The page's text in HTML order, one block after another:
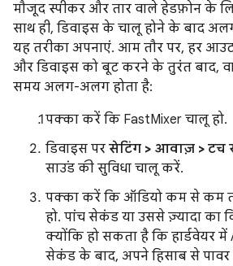
मौजूद स्पीकर और तार वाले हेडफ़ोन के
साथ ही, डिवाइस के चालू होने के बाद
यह तरीका अपनाएं. आम तौर पर, हर
और डिवाइस को बूट करने के तुरंत बाद,
समय अलग-अलग होता है:
पक्का करें कि FastMixer चालू हो.
डिवाइस पर सेटिंग > आवाज़ > टच
साउंड की सुविधा चालू करें.
पक्का करें कि ऑडियो कम से कम
हो. पांच सेकंड या उससे ज़्यादा का
क्योंकि हो सकता है कि हार्डवेयर में
सेकंड के बाद, अपने हिसाब से